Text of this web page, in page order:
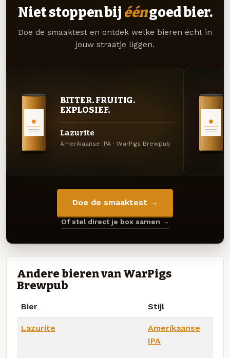
Niet stoppen bij ééngoed bier.
Doe de smaaktest en ontdek welke bieren écht in
jouw straatje liggen.
BITTER. FRUITIG.
EXPLOSIEF.
Lazurite
Amerikaanse IPA · WarPigs Brewpub
Doe de smaaktest →
Of stel direct je box samen →
Andere bieren van WarPigs
Brewpub
Bier Stijl
Lazurite
Amerikaanse
IPA